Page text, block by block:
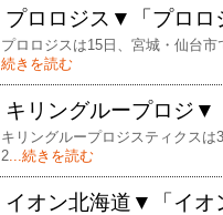
プロロジス▼「プロロ
プロロジスは15日、宮城・仙台
続きを読む
キリングループロジ▼
キリングループロジスティクス
2...続きを読む
イオン北海道▼「イオ